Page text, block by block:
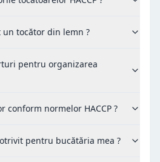
un tocător din lemn ?
pentru organizarea
conform normelor HACCP ?
pentru bucătăria mea ?